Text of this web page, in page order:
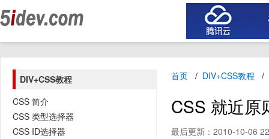
DIV+CSS教程
CSS 简介
CSS 类型选择器
CSS ID选择器
首页 DIV+CSS教程
CSS 就近原
最后更新：2010-10-06